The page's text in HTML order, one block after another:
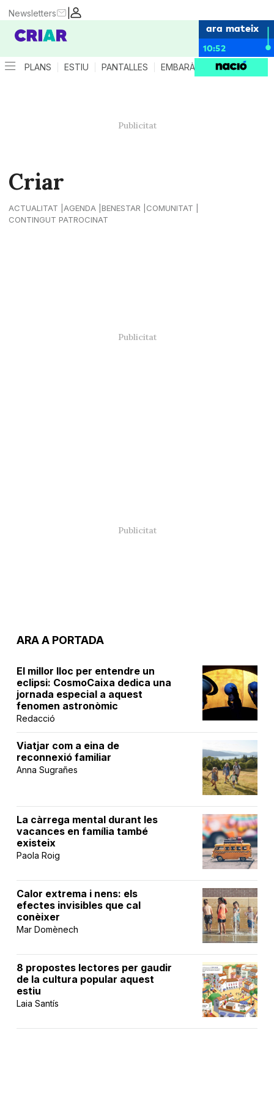
|
Newsletters
ara mateix
10:52
PLANS ESTIU PANTALLES EMBARÀS CRIANÇA
Criar
ACTUALITAT AGENDA BENESTAR
COMUNITAT
CONTINGUT PATROCINAT
ARA A PORTADA
El millor lloc per entendre un
eclipsi: CosmoCaixa dedica una
jornada especial a aquest
fenomen astronòmic
Redacció
Viatjar com a eina de
reconnexió familiar
Anna Sugrañes
La càrrega mental durant les
vacances en família també
existeix
Paola Roig
Calor extrema i nens: els
efectes invisibles que cal
conèixer
Mar Domènech
8 propostes lectores per gaudir
de la cultura popular aquest
estiu
Laia Santís